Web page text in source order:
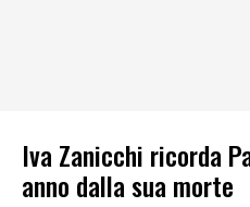
Iva Zanicchi ricorda
anno dalla sua morte